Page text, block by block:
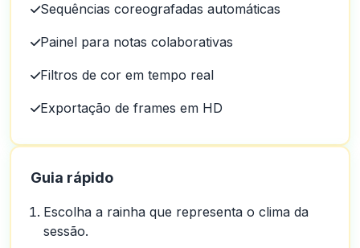
Sequências coreografadas automáticas
Painel para notas colaborativas
Filtros de cor em tempo real
Exportação de frames em HD
Guia rápido
Escolha a rainha que representa o clima da
sessão.